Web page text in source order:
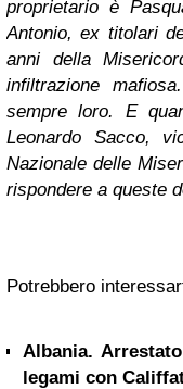
proprietario è
Antonio, ex titolari
anni della
infiltrazione
sempre loro. E
Leonardo Sacco,
Nazionale delle
rispondere a queste
Potrebbero
Albania.
legami con